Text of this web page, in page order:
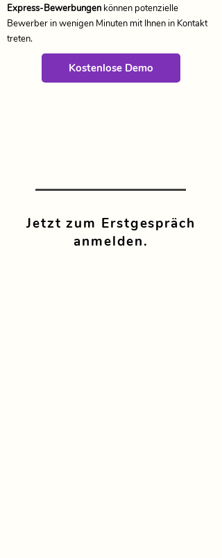
Express-Bewerbungen können potenzielle
Bewerber in wenigen Minuten mit Ihnen in Kontakt
treten.
Kostenlose Demo
Jetzt zum Erstgespräch
anmelden.